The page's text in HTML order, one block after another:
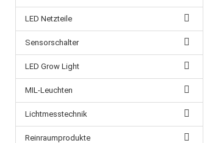
LED Netzteile
Sensorschalter
LED Grow Light
MIL-Leuchten
Lichtmesstechnik
Reinraumprodukte